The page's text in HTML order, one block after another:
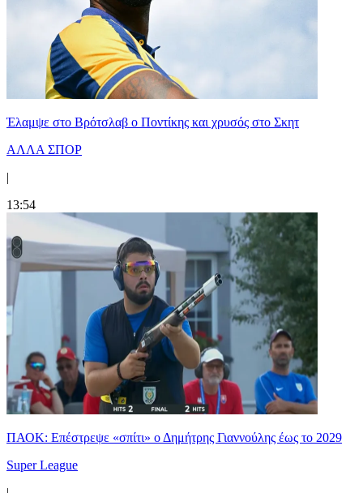
Έλαμψε στο Βρότσλαβ ο Ποντίκης και χρυσός στο Σκητ
ΑΛΛΑ ΣΠΟΡ
|
13:54
ΠΑΟΚ: Επέστρεψε «σπίτι» ο Δημήτρης Γιαννούλης έως το 2029
Super League